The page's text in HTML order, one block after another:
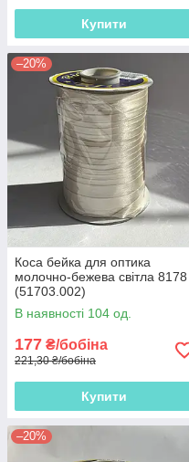
Купити
–20%
Коса бейка для оптика
молочно-бежева світла 8178
(51703.002)
В наявності 104 од.
177 ₴/бобіна
221,30 ₴/бобіна
Купити
–20%